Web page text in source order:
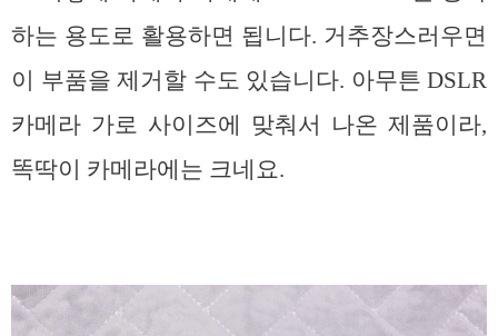
하는 용도로 활용하면 됩니다. 거추장스러우면
이 부품을 제거할 수도 있습니다. 아무튼 DSLR
카메라 가로 사이즈에 맞춰서 나온 제품이라,
똑딱이 카메라에는 크네요.